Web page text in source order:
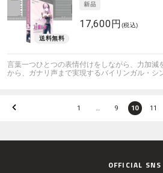
17,600円 (税込)
言葉一つひとつの表情付けをしながら、力加減
から、ガナリ声まで実現するバイリンガル・シ
1 … 9 10 11
OFFICIAL SNS